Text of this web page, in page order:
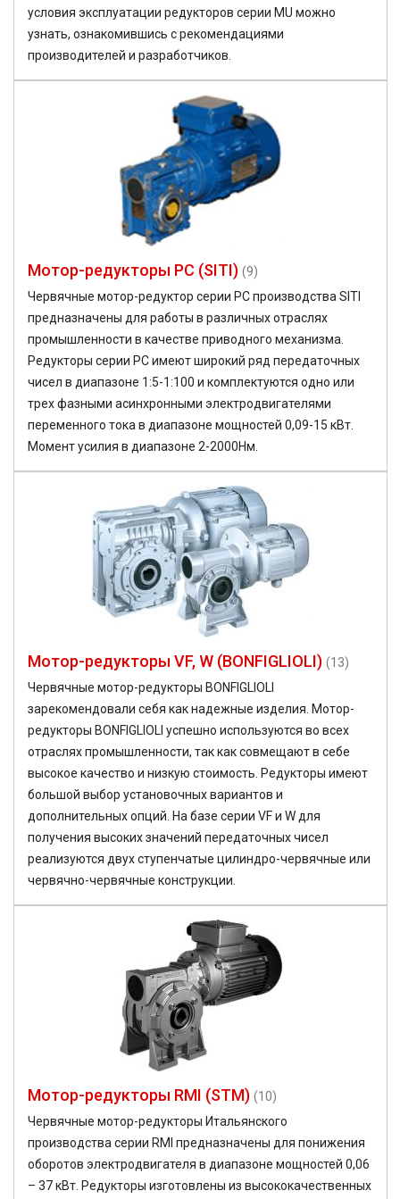
условия эксплуатации редукторов серии MU можно
узнать, ознакомившись с рекомендациями
производителей и разработчиков.
Мотор-редукторы PC (SITI) (9)
Червячные мотор-редуктор серии PC производства SITI
предназначены для работы в различных отраслях
промышленности в качестве приводного механизма.
Редукторы серии PC имеют широкий ряд передаточных
чисел в диапазоне 1:5-1:100 и комплектуются одно или
трех фазными асинхронными электродвигателями
переменного тока в диапазоне мощностей 0,09-15 кВт.
Момент усилия в диапазоне 2-2000Нм.
Мотор-редукторы VF, W (BONFIGLIOLI) (13)
Червячные мотор-редукторы BONFIGLIOLI
зарекомендовали себя как надежные изделия. Мотор-
редукторы BONFIGLIOLI успешно используются во всех
отраслях промышленности, так как совмещают в себе
высокое качество и низкую стоимость. Редукторы имеют
большой выбор установочных вариантов и
дополнительных опций. На базе серии VF и W для
получения высоких значений передаточных чисел
реализуются двух ступенчатые цилиндро-червячные или
червячно-червячные конструкции.
Мотор-редукторы RMI (STM) (10)
Червячные мотор-редукторы Итальянского
производства серии RMI предназначены для понижения
оборотов электродвигателя в диапазоне мощностей 0,06
– 37 кВт. Редукторы изготовлены из высококачественных